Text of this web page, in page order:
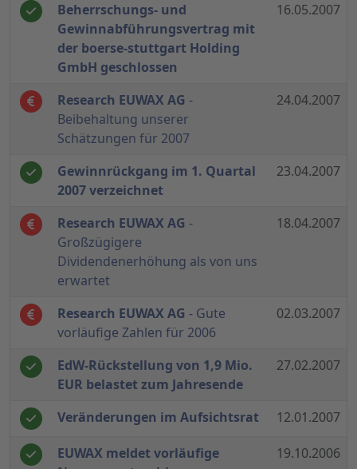
Beherrschungs- und
Gewinnabführungsvertrag mit
der boerse-stuttgart Holding
GmbH geschlossen
16.05.2007
Research EUWAX AG -
Beibehaltung unserer
Schätzungen für 2007
24.04.2007
Gewinnrückgang im 1. Quartal
2007 verzeichnet
23.04.2007
Research EUWAX AG -
Großzügigere
Dividendenerhöhung als von uns
erwartet
18.04.2007
Research EUWAX AG - Gute
vorläufige Zahlen für 2006
02.03.2007
EdW-Rückstellung von 1,9 Mio.
EUR belastet zum Jahresende
27.02.2007
Veränderungen im Aufsichtsrat 12.01.2007
EUWAX meldet vorläufige
19.10.2006